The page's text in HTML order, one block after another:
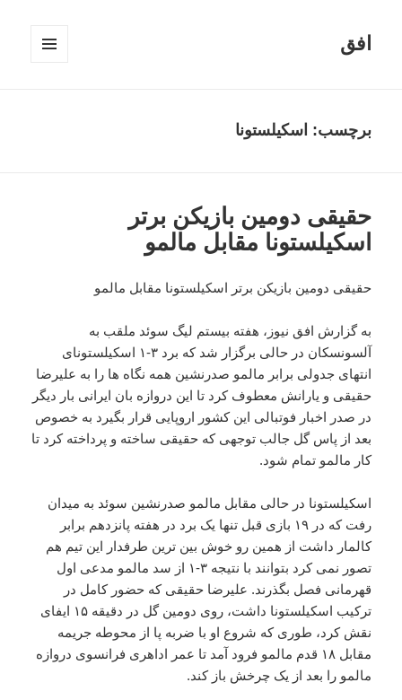
افق
برچسب: اسکیلستونا
حقیقی دومین بازیکن برتر
اسکیلستونا مقابل مالمو
حقیقی دومین بازیکن برتر اسکیلستونا مقابل مالمو
به گزارش افق نیوز، هفته بیستم لیگ سوئد ملقب به
آلسونسکان در حالی برگزار شد که برد ۳-۱ اسکیلستونای
انتهای جدولی برابر مالمو صدرنشین همه نگاه ها را به علیرضا
حقیقی و یارانش معطوف کرد تا این دروازه بان ایرانی بار دیگر
در صدر اخبار فوتبالی این کشور اروپایی قرار بگیرد به خصوص
بعد از پاس گل جالب توجهی که حقیقی ساخته و پرداخته کرد تا
کار مالمو تمام شود.
اسکیلستونا در حالی مقابل مالمو صدرنشین سوئد به میدان
رفت که در ۱۹ بازی قبل تنها یک برد در هفته پانزدهم برابر
کالمار داشت از همین رو خوش بین ترین طرفدار این تیم هم
تصور نمی کرد بتوانند با نتیجه ۳-۱ از سد مالمو مدعی اول
قهرمانی فصل بگذرند. علیرضا حقیقی که حضور کامل در
ترکیب اسکیلستونا داشت، روی دومین گل در دقیقه ۱۵ ایفای
نقش کرد، طوری که شروع او با ضربه پا از محوطه جریمه
مقابل ۱۸ قدم مالمو فرود آمد تا عمر اداهری فرانسوی دروازه
مالمو را بعد از یک چرخش باز کند.